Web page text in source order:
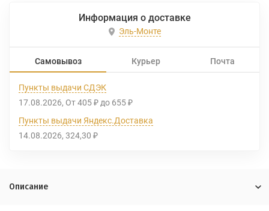
Информация о доставке
Эль-Монте
Самовывоз Курьер Почта
Пункты выдачи СДЭК
17.08.2026 От 405 ₽ до 655 ₽
Пункты выдачи Яндекс.Доставка
14.08.2026 324,30 ₽
Описание